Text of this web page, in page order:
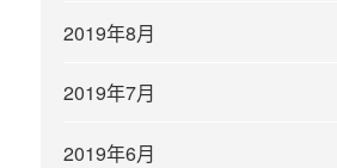
2019年8月
2019年7月
2019年6月